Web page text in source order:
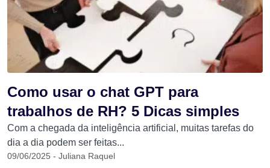
Como usar o chat GPT para
trabalhos de RH? 5 Dicas simples
Com a chegada da inteligência artificial, muitas tarefas do
dia a dia podem ser feitas...
09/06/2025 - Juliana Raquel